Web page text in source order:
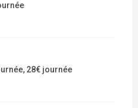
28€ journée